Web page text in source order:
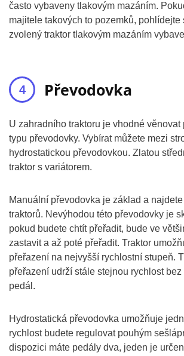
často vybaveny tlakovým mazáním.
majitele takových to pozemků, pohlídejte
zvolený traktor tlakovým mazáním
Převodovka
U zahradního traktoru je vhodné věnovat
typu převodovky. Vybírat můžete mezi
hydrostatickou převodovkou. Zlatou
traktor s variátorem.
Manuální převodovka je základ a
traktorů. Nevýhodou této převodovky je
pokud budete chtít přeřadit, bude ve
zastavit a až poté přeřadit. Traktor
přeřazení na nejvyšší rychlostní stupeň.
přeřazení udrží stále stejnou rychlost
pedál.
Hydrostatická převodovka umožňuje
rychlost budete regulovat pouhým
dispozici máte pedály dva, jeden je